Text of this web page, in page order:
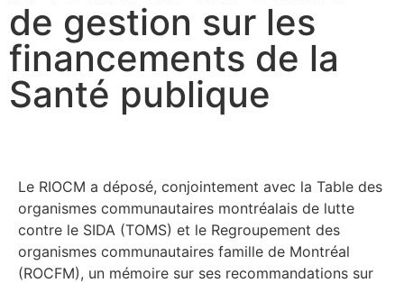
de gestion sur les
financements de la
Santé publique
Le RIOCM a déposé, conjointement avec la Table des
organismes communautaires montréalais de lutte
contre le SIDA (TOMS) et le Regroupement des
organismes communautaires famille de Montréal
(ROCFM), un mémoire sur ses recommandations sur